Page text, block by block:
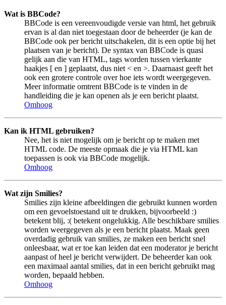
Wat is BBCode?
BBCode is een vereenvoudigde versie van html, het gebruik
ervan is al dan niet toegestaan door de beheerder (je kan de
BBCode ook per bericht uitschakelen, dit is een optie bij het
plaatsen van je bericht). De syntax van BBCode is quasi
gelijk aan die van HTML, tags worden tussen vierkante
haakjes [ en ] geplaatst, dus niet < en >. Daarnaast geeft het
ook een grotere controle over hoe iets wordt weergegeven.
Meer informatie omtrent BBCode is te vinden in de
handleiding die je kan openen als je een bericht plaatst.
Omhoog
Kan ik HTML gebruiken?
Nee, het is niet mogelijk om je bericht op te maken met
HTML code. De meeste opmaak die je via HTML kan
toepassen is ook via BBCode mogelijk.
Omhoog
Wat zijn Smilies?
Smilies zijn kleine afbeeldingen die gebruikt kunnen worden
om een gevoelstoestand uit te drukken, bijvoorbeeld :)
betekent blij, :( betekent ongelukkig. Alle beschikbare smilies
worden weergegeven als je een bericht plaatst. Maak geen
overdadig gebruik van smilies, ze maken een bericht snel
onleesbaar, wat er toe kan leiden dat een moderator je bericht
aanpast of heel je bericht verwijdert. De beheerder kan ook
een maximaal aantal smilies, dat in een bericht gebruikt mag
worden, bepaald hebben.
Omhoog